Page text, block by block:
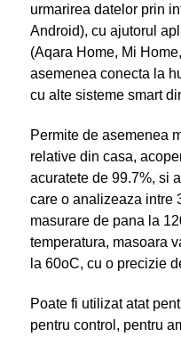
urmarirea datelor prin
Android), cu ajutorul
(Aqara Home, Mi
asemenea conecta la
cu alte sisteme smart
Permite de asemenea
relative din casa,
acuratete de 99.7%, si
care o analizeaza intre
masurare de pana la
temperatura, masoara
la 60oC, cu o precizie
Poate fi utilizat atat
pentru control, pentru